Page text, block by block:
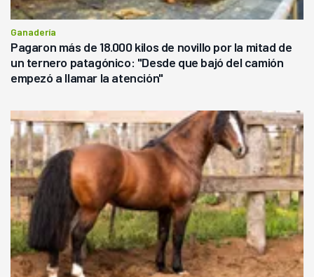
Ganadería
Pagaron más de 18.000 kilos de novillo por la mitad de
un ternero patagónico: "Desde que bajó del camión
empezó a llamar la atención"